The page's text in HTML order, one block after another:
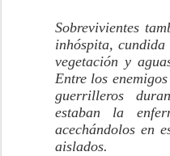
Sobrevivientes
inhóspita, cundida
vegetación y
Entre los
guerrilleros
estaban la
acechándolos en
aislados.